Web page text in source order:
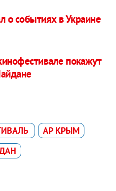
о событиях в Украине
покажут
АР КРЫМ